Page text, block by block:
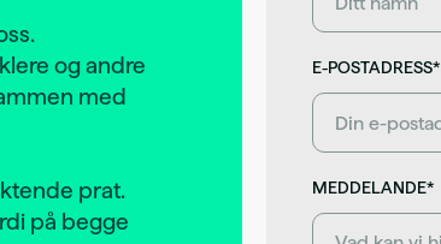
og andre
med
prat.
på begge
E-POSTADRESS*
MEDDELANDE*